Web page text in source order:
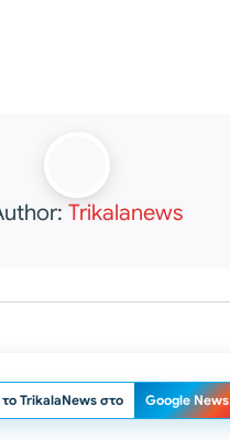
Trikalanews
TrikalaNews στο Google News